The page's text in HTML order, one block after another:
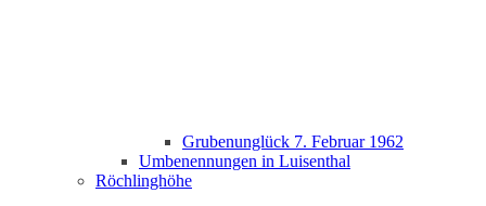
Grubenunglück 7. Februar 1962
Umbenennungen in Luisenthal
Röchlinghöhe